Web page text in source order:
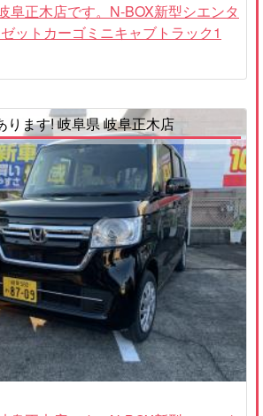
阜正木店です。N-BOX新型シエンタ
ットカーゴミニキャブトラック1
ります! 岐阜県 岐阜正木店